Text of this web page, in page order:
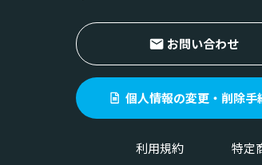
お問い合わせ
個人情報の変更・削除手
利用規約 特定